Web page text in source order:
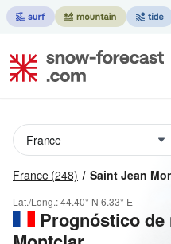
France (248) Saint Jean
Lat./Long.:44.40° N 6.33° E
Prognóstico de